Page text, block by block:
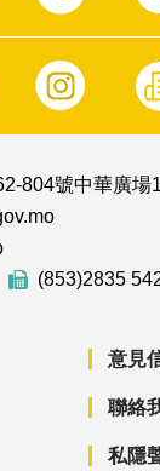
804號中華廣場
(853)2835
意見
聯絡
私隱